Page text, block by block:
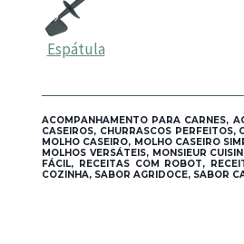
Espátula
ACOMPANHAMENTO PARA CARNES,
CASEIROS, CHURRASCOS
MOLHO CASEIRO, MOLHO CASEIRO
MOLHOS VERSÁTEIS, MONSIEUR
FÁCIL, RECEITAS COM ROBOT,
COZINHA, SABOR AGRIDOCE, SABOR